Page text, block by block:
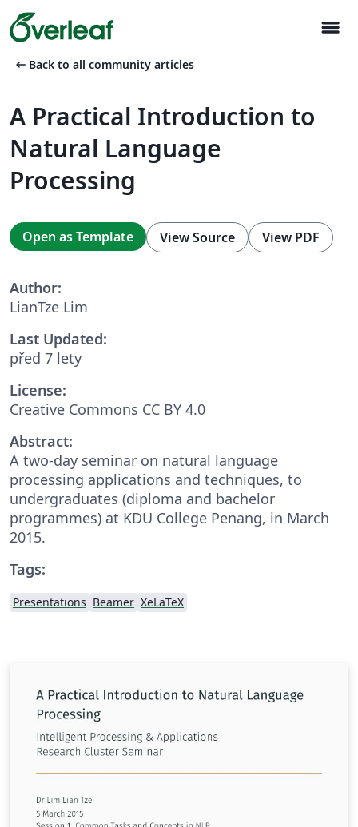
menu
arrow_left_alt Back to all community articles
A Practical Introduction to
Natural Language
Processing
Open as Template View Source View PDF
Author:
LianTze Lim
Last Updated:
před 7 lety
License:
Creative Commons CC BY 4.0
Abstract:
A two-day seminar on natural language
processing applications and techniques, to
undergraduates (diploma and bachelor
programmes) at KDU College Penang, in March
2015.
Tags:
Presentations Beamer XeLaTeX